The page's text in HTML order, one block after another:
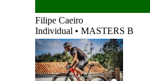
Filipe Caeiro
Individual • MASTERS B